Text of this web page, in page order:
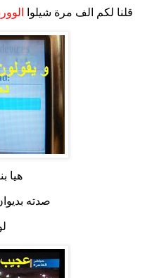
قلنا لكم الف مرة شيلوا
هيا
صدته